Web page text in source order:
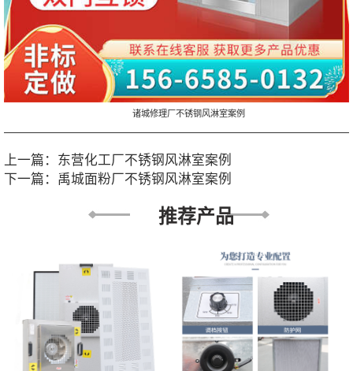
诸城修理厂不锈钢风淋室案例
上一篇： 东营化工厂不锈钢风淋室案例
下一篇： 禹城面粉厂不锈钢风淋室案例
推荐产品